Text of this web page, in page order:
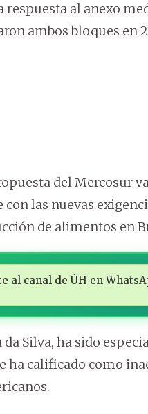
respuesta al anexo
ambos bloques en
del Mercosur
las nuevas
de alimentos en
al canal de ÚH en
Silva, ha sido
calificado como